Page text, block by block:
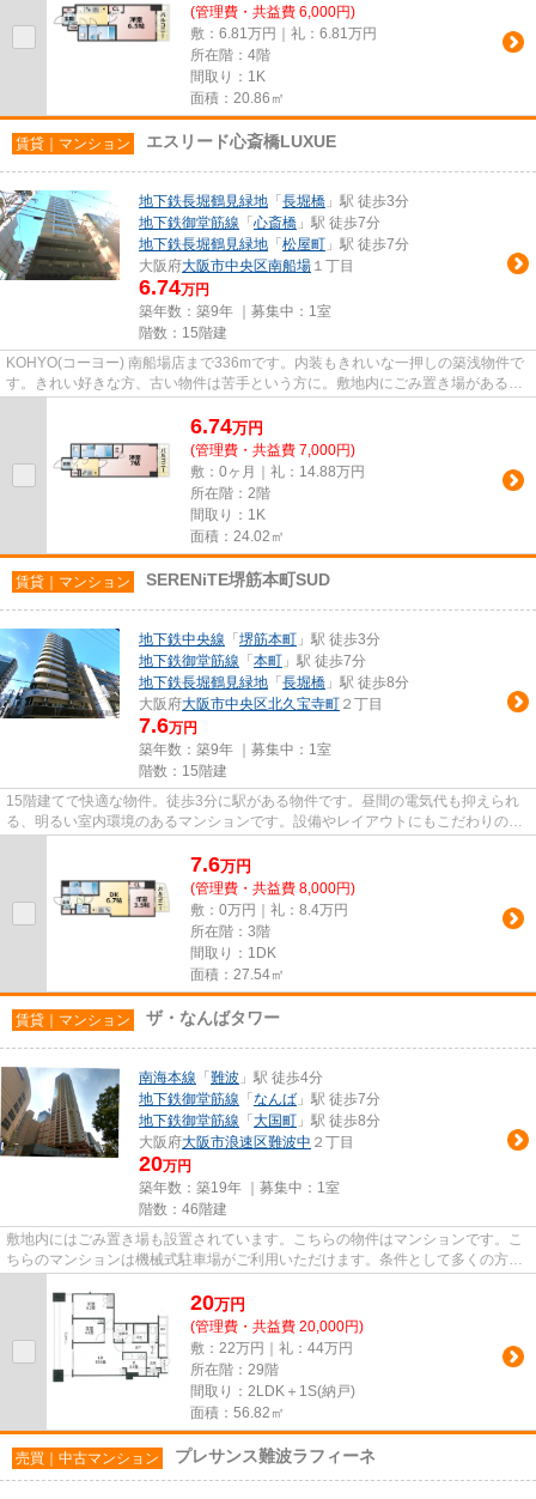
(管理費・共益費 6,000円)
敷：6.81万円｜礼：6.81万円
所在階：4階
間取り：1K
面積：20.86㎡
賃貸｜マンション エスリード心斎橋LUXUE
地下鉄長堀鶴見緑地 「 長堀橋 」駅 徒歩3分
地下鉄御堂筋線 「 心斎橋 」駅 徒歩7分
地下鉄長堀鶴見緑地 「 松屋町 」駅 徒歩7分
大阪府大阪市中央区南船場 １丁目
6.74万円
築年数：築9年 ｜募集中： 1室
階数：15階建
KOHYO(コーヨー) 南船場店まで336mです。内装もきれいな一押しの築浅物件で
す。きれい好きな方、古い物件は苦手という方に。敷地内にごみ置き場があるの
6.74万円
(管理費・共益費 7,000円)
敷：0ヶ月｜礼：14.88万円
所在階：2階
間取り：1K
面積：24.02㎡
賃貸｜マンション SERENiTE堺筋本町SUD
地下鉄中央線 「 堺筋本町 」駅 徒歩3分
地下鉄御堂筋線 「 本町 」駅 徒歩7分
地下鉄長堀鶴見緑地 「 長堀橋 」駅 徒歩8分
大阪府大阪市中央区北久宝寺町 ２丁目
7.6万円
築年数：築9年 ｜募集中： 1室
階数：15階建
15階建てで快適な物件。徒歩3分に駅がある物件です。昼間の電気代も抑えられ
る、明るい室内環境のあるマンションです。設備やレイアウトにもこだわりのあ
7.6万円
(管理費・共益費 8,000円)
敷：0万円｜礼：8.4万円
所在階：3階
間取り：1DK
面積：27.54㎡
賃貸｜マンション ザ・なんばタワー
南海本線 「 難波 」駅 徒歩4分
地下鉄御堂筋線 「 なんば 」駅 徒歩7分
地下鉄御堂筋線 「 大国町 」駅 徒歩8分
大阪府大阪市浪速区難波中 ２丁目
20万円
築年数：築19年 ｜募集中： 1室
階数：46階建
敷地内にはごみ置き場も設置されています。こちらの物件はマンションです。こ
ちらのマンションは機械式駐車場がご利用いただけます。条件として多くの方が
20万円
(管理費・共益費 20,000円)
敷：22万円｜礼：44万円
所在階：29階
間取り：2LDK＋1S(納戸)
面積：56.82㎡
売買｜中古マンション プレサンス難波ラフィーネ